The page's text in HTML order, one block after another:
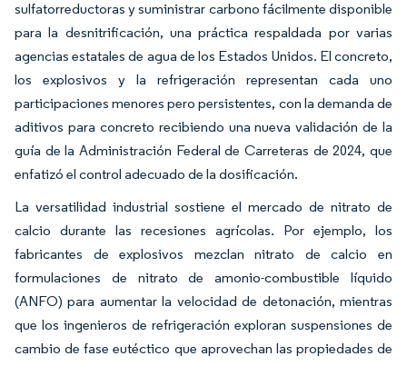
sulfatorreductoras y suministrar carbono fácilmente disponible
para la desnitrificación, una práctica respaldada por varias
agencias estatales de agua de los Estados Unidos. El concreto,
los explosivos y la refrigeración representan cada uno
participaciones menores pero persistentes, con la demanda de
aditivos para concreto recibiendo una nueva validación de la
guía de la Administración Federal de Carreteras de 2024, que
enfatizó el control adecuado de la dosificación.
La versatilidad industrial sostiene el mercado de nitrato de
calcio durante las recesiones agrícolas. Por ejemplo, los
fabricantes de explosivos mezclan nitrato de calcio en
formulaciones de nitrato de amonio-combustible líquido
(ANFO) para aumentar la velocidad de detonación, mientras
que los ingenieros de refrigeración exploran suspensiones de
cambio de fase eutéctico que aprovechan las propiedades de